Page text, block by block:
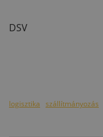
DSV
logisztika szállítmányozás